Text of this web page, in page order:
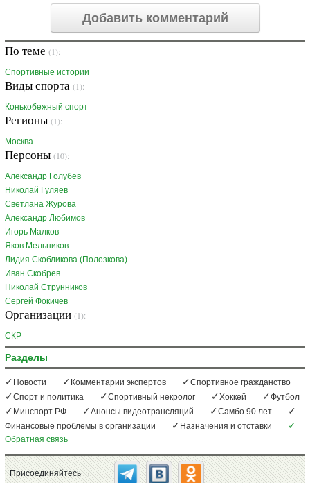
Добавить комментарий
По теме (1):
Спортивные истории
Виды спорта (1):
Конькобежный спорт
Регионы (1):
Москва
Персоны (10):
Александр Голубев
Николай Гуляев
Светлана Журова
Александр Любимов
Игорь Малков
Яков Мельников
Лидия Скобликова (Полозкова)
Иван Скобрев
Николай Струнников
Сергей Фокичев
Организации (1):
СКР
Разделы
Новости Комментарии экспертов
Спортивное гражданство
Спорт и политика
Спортивный некролог Хоккей
Футбол
Минспорт РФ
Анонсы видеотрансляций
Самбо 90 лет
Финансовые проблемы в организации
Назначения и отставки
Обратная связь
Присоединяйтесь →